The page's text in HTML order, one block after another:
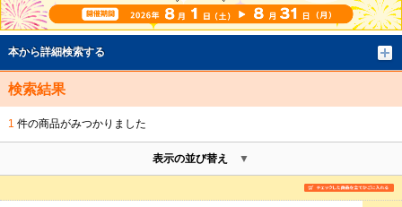
本から詳細検索する
検索結果
1 件の商品がみつかりました
表示の並び替え